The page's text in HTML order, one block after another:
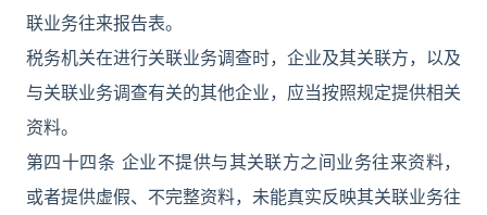
联业务往来报告表。
税务机关在进行关联业务调查时，企业及其关联方，以及
与关联业务调查有关的其他企业，应当按照规定提供相关
资料。
第四十四条 企业不提供与其关联方之间业务往来资料，
或者提供虚假、不完整资料，未能真实反映其关联业务往